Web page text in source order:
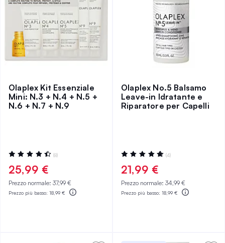
Olaplex Kit Essenziale
Mini: N.3 + N.4 + N.5 +
N.6 + N.7 + N.9
Valutazione:
90%
(8)
25,99 €
Prezzo normale: 37,99 €
Prezzo più basso: 18,99 €
Olaplex No.5 Balsamo
Leave-in Idratante e
Riparatore per Capelli
Valutazione:
100%
(4)
21,99 €
Prezzo normale: 34,99 €
Prezzo più basso: 18,99 €